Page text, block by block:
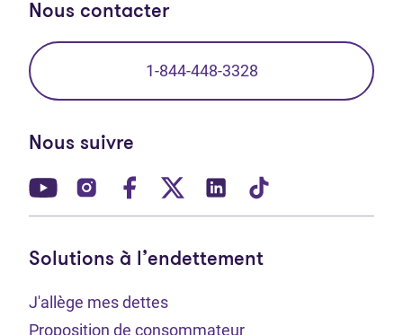
Nous contacter
1-844-448-3328
Nous suivre
(Ouvre dans un nouvel onglet)
(Ouvre dans un nouvel onglet)
(Ouvre dans un nouvel onglet)
(Ouvre dans un nouvel
(Ouvre dans un
Solutions à l’endettement
J'allège mes dettes
Proposition de consommateur